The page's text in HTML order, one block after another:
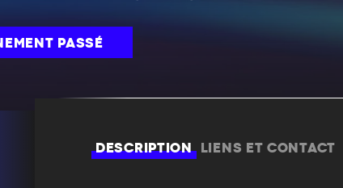
PASSÉ
DESCRIPTION LIENS ET CONTACT